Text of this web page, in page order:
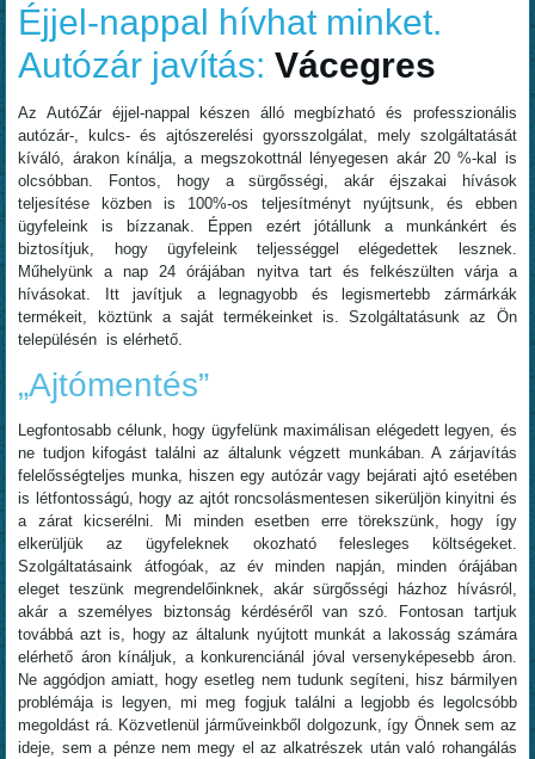
Éjjel-nappal hívhat minket.
Autózár javítás:Vácegres
Az AutóZár éjjel-nappal készen álló megbízható és professzionális
autózár-, kulcs- és ajtószerelési gyorsszolgálat, mely szolgáltatását
kíváló, árakon kínálja, a megszokottnál lényegesen akár 20 %-kal is
olcsóbban. Fontos, hogy a sürgősségi, akár éjszakai hívások
teljesítése közben is 100%-os teljesítményt nyújtsunk, és ebben
ügyfeleink is bízzanak. Éppen ezért jótállunk a munkánkért és
biztosítjuk, hogy ügyfeleink teljességgel elégedettek lesznek.
Műhelyünk a nap 24 órájában nyitva tart és felkészülten várja a
hívásokat. Itt javítjuk a legnagyobb és legismertebb zármárkák
termékeit, köztünk a saját termékeinket is. Szolgáltatásunk az Ön
településén is elérhető.
„Ajtómentés”
Legfontosabb célunk, hogy ügyfelünk maximálisan elégedett legyen, és
ne tudjon kifogást találni az általunk végzett munkában. A zárjavítás
felelősségteljes munka, hiszen egy autózár vagy bejárati ajtó esetében
is létfontosságú, hogy az ajtót roncsolásmentesen sikerüljön kinyitni és
a zárat kicserélni. Mi minden esetben erre törekszünk, hogy így
elkerüljük az ügyfeleknek okozható felesleges költségeket.
Szolgáltatásaink átfogóak, az év minden napján, minden órájában
eleget teszünk megrendelőinknek, akár sürgősségi házhoz hívásról,
akár a személyes biztonság kérdéséről van szó. Fontosan tartjuk
továbbá azt is, hogy az általunk nyújtott munkát a lakosság számára
elérhető áron kínáljuk, a konkurenciánál jóval versenyképesebb áron.
Ne aggódjon amiatt, hogy esetleg nem tudunk segíteni, hisz bármilyen
problémája is legyen, mi meg fogjuk találni a legjobb és legolcsóbb
megoldást rá. Közvetlenül járműveinkből dolgozunk, így Önnek sem az
ideje, sem a pénze nem megy el az alkatrészek után való rohangálás